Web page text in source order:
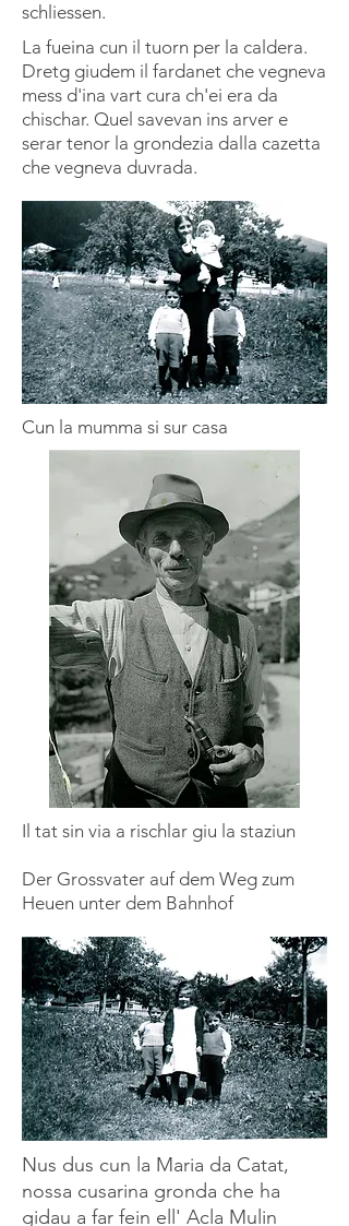
schliessen.
La fueina cun il tuorn per la caldera.
Dretg giudem il fardanet che vegneva
mess d'ina vart cura ch'ei era da
chischar. Quel savevan ins arver e
serar tenor la grondezia dalla cazetta
che vegneva duvrada.
Cun la mumma si sur casa
Il tat sin via a rischlar giu la staziun
Der Grossvater auf dem Weg zum
Heuen unter dem Bahnhof
Nus dus cun la Maria da Catat,
nossa cusarina gronda che ha
gidau a far fein ell' Acla Mulin